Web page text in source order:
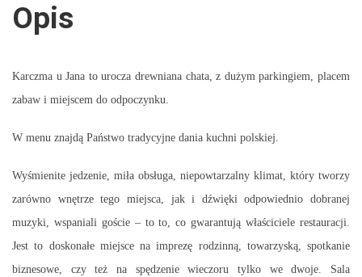
Opis
Karczma u Jana to urocza drewniana chata, z dużym parkingiem, placem
zabaw i miejscem do odpoczynku.
W menu znajdą Państwo tradycyjne dania kuchni polskiej.
Wyśmienite jedzenie, miła obsługa, niepowtarzalny klimat, który tworzy
zarówno wnętrze tego miejsca, jak i dźwięki odpowiednio dobranej
muzyki, wspaniali goście – to to, co gwarantują właściciele restauracji.
Jest to doskonałe miejsce na imprezę rodzinną, towarzyską, spotkanie
biznesowe, czy też na spędzenie wieczoru tylko we dwoje. Sala